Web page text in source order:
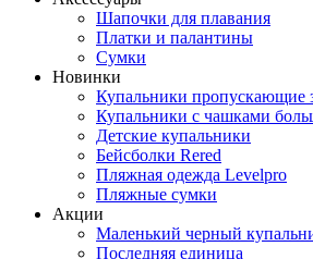
Шапочки для плавания
Платки и палантины
Сумки
Новинки
Купальники пропускающие
Купальники с чашками
Детские купальники
Бейсболки Rered
Пляжная одежда Levelpro
Пляжные сумки
Акции
Маленький черный
Последняя единица